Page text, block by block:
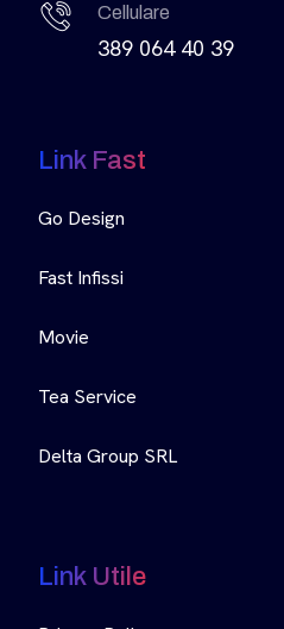
Cellulare
389 064 40 39
Link Fast
Go Design
Fast Infissi
Movie
Tea Service
Delta Group SRL
Link Utile